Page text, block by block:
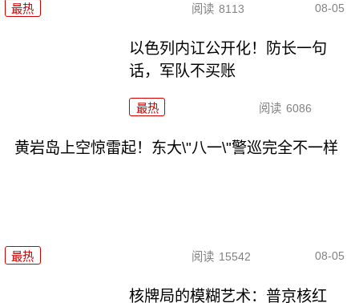
最热 阅读 8113 08-05
以色列内讧公开化！防长一句
话，军队不买账
最热 阅读 6086
黄岩岛上空惊雷起！东大\"八一\"警巡完全不一样
最热 阅读 15542 08-05
核牌局的模糊艺术：普京核红